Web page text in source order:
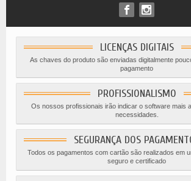
LICENÇAS DIGITAIS
As chaves do produto são enviadas digitalmente
pagamento
PROFISSIONALISMO
Os nossos profissionais irão indicar o software mais
necessidades.
SEGURANÇA DOS
Todos os pagamentos com cartão são realizados em
seguro e certificado